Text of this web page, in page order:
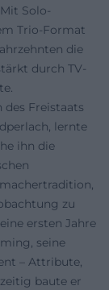
Solo-
Trio-Format
die
durch TV-
des Freistaats
lernte
ihn die
zu
ersten Jahre
seine
– Attribute,
baute er